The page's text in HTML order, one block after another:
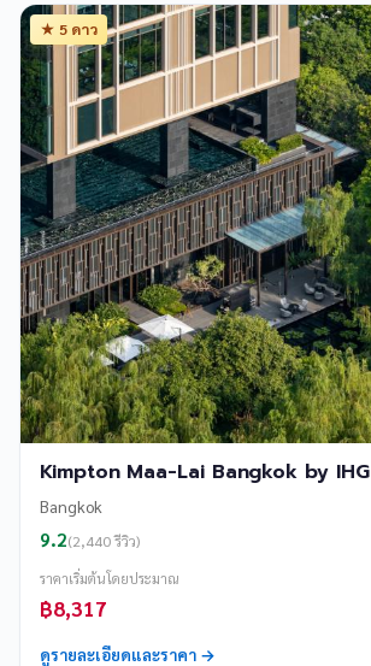
★ 5 ดาว
Kimpton Maa-Lai Bangkok by IHG
Bangkok
9.2(2,440 รีวิว)
ราคาเริ่มต้นโดยประมาณ
฿8,317
ดูรายละเอียดและราคา →